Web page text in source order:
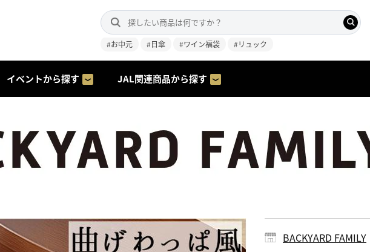
#お中元 #日傘 #ワイン福袋 #リュック
イベントから探す JAL関連商品から探す
BACKYARD FAMILY